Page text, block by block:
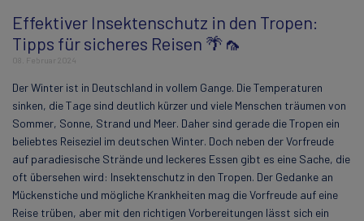
Effektiver Insektenschutz in den Tropen:
Tipps für sicheres Reisen 🌴🦟
08. Februar 2024
Der Winter ist in Deutschland in vollem Gange. Die Temperaturen
sinken, die Tage sind deutlich kürzer und viele Menschen träumen von
Sommer, Sonne, Strand und Meer. Daher sind gerade die Tropen ein
beliebtes Reiseziel im deutschen Winter. Doch neben der Vorfreude
auf paradiesische Strände und leckeres Essen gibt es eine Sache, die
oft übersehen wird: Insektenschutz in den Tropen. Der Gedanke an
Mückenstiche und mögliche Krankheiten mag die Vorfreude auf eine
Reise trüben, aber mit den richtigen Vorbereitungen lässt sich ein